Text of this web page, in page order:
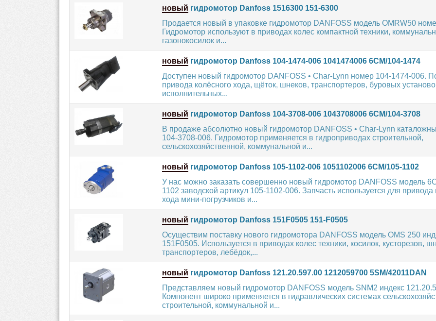
новый гидромотор Danfoss 1516300 151-6300
Продается новый в упаковке гидромотор DANFOSS модель OMRW50
Гидромотор используют в приводах колес компактной техники,
газонокосилок и...
новый гидромотор Danfoss 104-1474-006 1041474006 6CM/104-1474
Доступен новый гидромотор DANFOSS • Char-Lynn номер 104-1474-006.
привода колёсного хода, щёток, шнеков, транспортеров, буровых
исполнительных...
новый гидромотор Danfoss 104-3708-006 1043708006 6CM/104-3708
В продаже абсолютно новый гидромотор DANFOSS • Char-Lynn
104-3708-006. Гидромотор применяется в гидроприводах строительной,
сельскохозяйственной, коммунальной и...
новый гидромотор Danfoss 105-1102-006 1051102006 6CM/105-1102
У нас можно заказать совершенно новый гидромотор DANFOSS модель
1102 заводской артикул 105-1102-006. Запчасть используется для привода
хода мини-погрузчиков и...
новый гидромотор Danfoss 151F0505 151-F0505
Осуществим поставку нового гидромотора DANFOSS модель OMS 250
151F0505. Используется в приводах колес техники, косилок, кусторезов,
транспортеров, лебёдок,...
новый гидромотор Danfoss 121.20.597.00 1212059700 5SM/42011DAN
Представляем новый гидромотор DANFOSS модель SNM2 индекс
Компонент широко применяется в гидравлических системах
строительной, коммунальной и...